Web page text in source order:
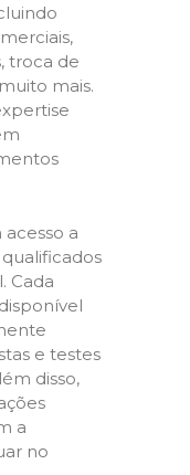
troca de
mais.
a
Cada
e testes
disso,
a
no